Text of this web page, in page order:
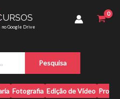
no Google Drive
s
q
u
Pesquisa
Fotografia Edição de Vídeo